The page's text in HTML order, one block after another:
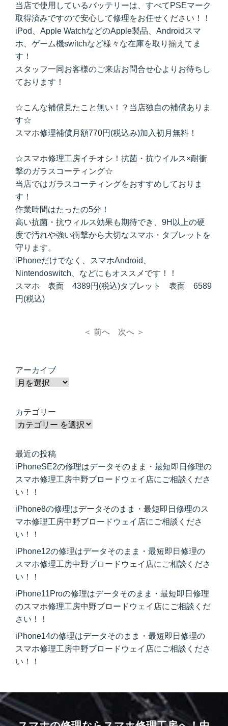
当店で使用しているバッテリーは、すべてPSEマーク
取得済みですので安心して修理をお任せください！！
iPod、Apple WatchなどのApple製品、Androidスマ
ホ、ゲーム機switchなど様々な在庫を取り揃えてま
す！
スタッフ一同お客様のご来店お問合せ心よりお待ちし
ております！
☆こんな補償見たこと無い！？当店独自の補償ありま
す☆
スマホ修理補償月額770円(税込み)加入初月無料！
☆スマホ修理工房イチオシ！抗菌・抗ウイルス×耐衝
撃のガラスコーティング☆
当店ではガラスコーティングをおすすめしておりま
す！
作業時間はたったの5分！
高い抗菌・抗ウィルス効果も期待でき、9H以上の硬
度で汚れや強い衝撃から大切なスマホ・タブレットを
守ります。
iPhoneだけでなく、スマホAndroid、
Nintendoswitch、などにもオススメです！！
スマホ 表面 4389円(税込)タブレット 表面 6589
円(税込)
＜ 前へ 次へ ＞
アーカイブ
カテゴリー
最近の投稿
iPhoneSE2の修理はデータそのまま・最短即日修理の
スマホ修理工房中野ブロードウェイ店にご相談くださ
い！！
iPhone8の修理はデータそのまま・最短即日修理のス
マホ修理工房中野ブロードウェイ店にご相談くださ
い！！
iPhone12の修理はデータそのまま・最短即日修理の
スマホ修理工房中野ブロードウェイ店にご相談くださ
い！！
iPhone11Proの修理はデータそのまま・最短即日修理
のスマホ修理工房中野ブロードウェイ店にご相談くだ
さい！！
iPhone14の修理はデータそのまま・最短即日修理の
スマホ修理工房中野ブロードウェイ店にご相談くださ
い！！